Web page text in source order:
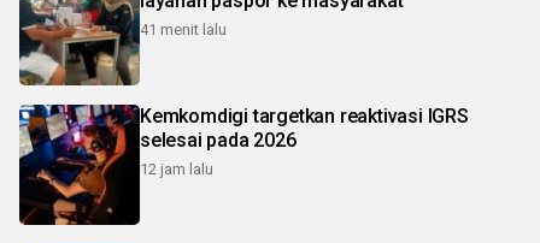
41 menit lalu
Kemkomdigi targetkan reaktivasi IGRS
selesai pada 2026
12 jam lalu